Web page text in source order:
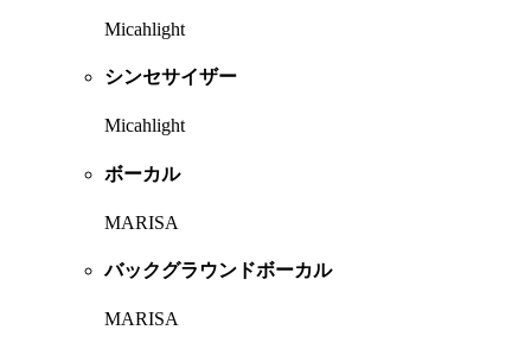
Micahlight
シンセサイザー
Micahlight
ボーカル
MARISA
バックグラウンドボーカル
MARISA